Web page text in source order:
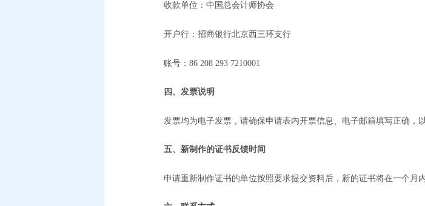
收款单位：中国总会计师协会
开户行：招商银行北京西三环支行
账号： 86 208 293 7210001
四、发票说明
发票均为电子发票，请确保申请表内开票信息、电子邮箱填写正确，
五、新制作的证书反馈时间
申请重新制作证书的单位按照要求提交资料后，新的证书将在一个月内